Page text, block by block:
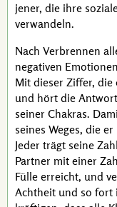
jener, die ihre
verwandeln.
Nach Verbrennen
negativen
Mit dieser Ziffer, die
und hört die
seiner Chakras.
seines Weges, die
Jeder trägt seine
Partner mit einer
Fülle erreicht, und
Achtheit und so fort